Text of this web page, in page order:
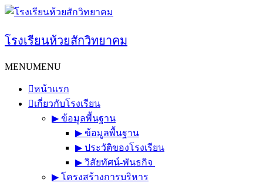
Skip
โรงเรียนห้วยสักวิทยาคม
MENUMENU
หน้าแรก
เกี่ยวกับโรงเรียน
▶︎ ข้อมูลพื้นฐาน
▶︎ ข้อมูลพื้นฐาน
▶︎ ประวัติของโรงเรียน
▶︎ วิสัยทัศน์-พันธกิจ
▶︎ โครงสร้างการบริหาร